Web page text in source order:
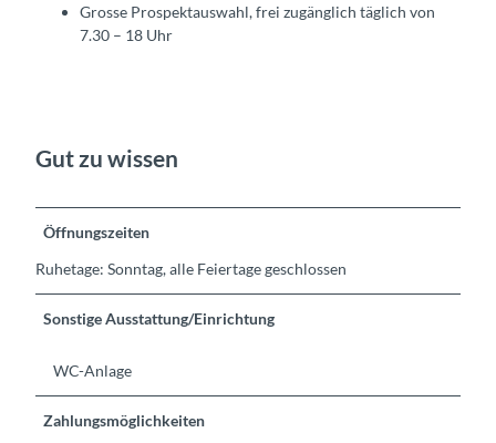
Grosse Prospektauswahl, frei zugänglich täglich von
7.30 – 18 Uhr
Gut zu wissen
Öffnungszeiten
Ruhetage: Sonntag, alle Feiertage geschlossen
Sonstige Ausstattung/Einrichtung
WC-Anlage
Zahlungsmöglichkeiten